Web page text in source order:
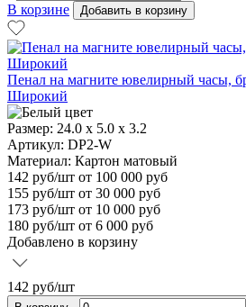
В корзине
Добавить в корзину
Пенал на магните ювелирный часы,
Широкий
Размер: 24.0 х 5.0 х 3.2
Артикул: DP2-W
Материал: Картон матовый
142 руб/шт от 100 000 руб
155 руб/шт от 30 000 руб
173 руб/шт от 10 000 руб
180 руб/шт от 6 000 руб
Добавлено в корзину
142 руб/шт